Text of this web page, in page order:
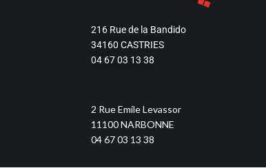
216 Rue de la Bandido
34160 CASTRIES
04 67 03 13 38
2 Rue Emile Levassor
11100 NARBONNE
04 67 03 13 38